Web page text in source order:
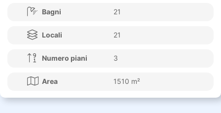
Bagni 21
Locali 21
Numero piani 3
Area 1510 m²